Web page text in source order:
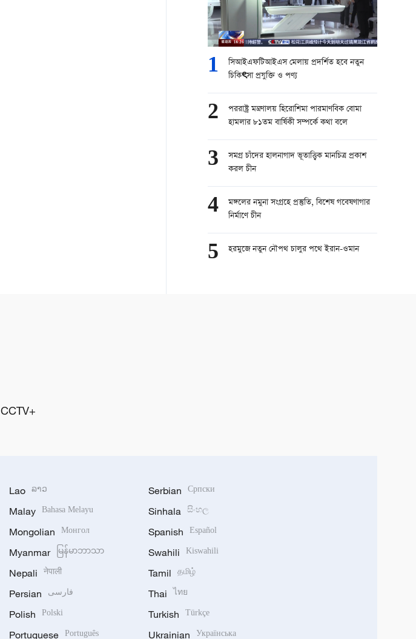
1
সিআইএফটিআইএস মেলায় প্রদর্শিত হবে নতুন
চিকিৎসা প্রযুক্তি ও পণ্য
2
পররাষ্ট্র মন্ত্রণালয় হিরোশিমা পারমাণবিক বোমা
হামলার ৮১তম বার্ষিকী সম্পর্কে কথা বলে
3
সমগ্র চাঁদের হালনাগাদ ভূতাত্ত্বিক মানচিত্র প্রকাশ
করল চীন
4
মঙ্গলের নমুনা সংগ্রহে প্রস্তুতি, বিশেষ গবেষণাগার
নির্মাণে চীন
5 হরমুজে নতুন নৌপথ চালুর পথে ইরান-ওমান
CCTV+
Lao ລາວ
Malay Bahasa Melayu
Mongolian Монгол
Myanmar မြန်မာဘာသာ
Nepali नेपाली
Persian فارسی
Polish Polski
Portuguese Português
Serbian Српски
Sinhala සිංහල
Spanish Español
Swahili Kiswahili
Tamil தமிழ்
Thai ไทย
Turkish Türkçe
Ukrainian Українська